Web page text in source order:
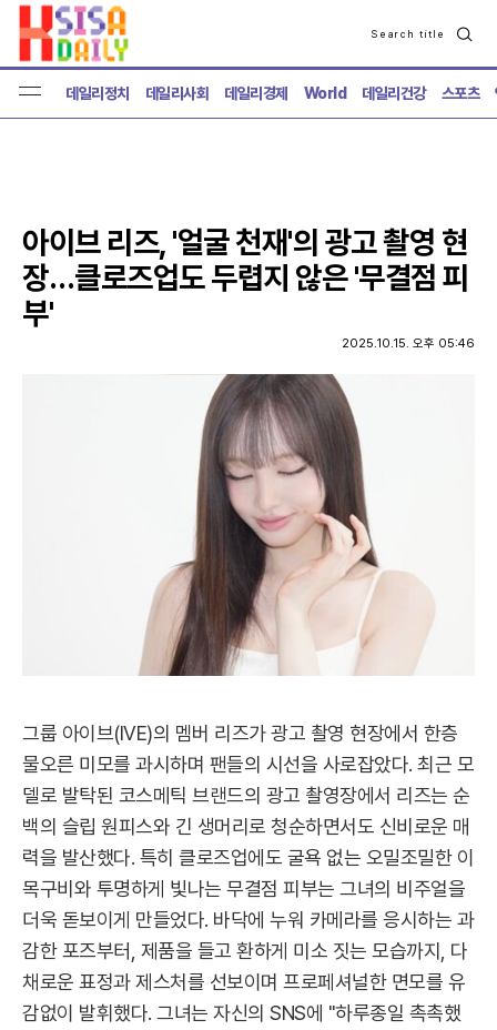
Search title
검
색
데일리정치 데일리사회 데일리경제 World 데일리건강 스포츠
아이브 리즈, '얼굴 천재'의 광고 촬영 현
장…클로즈업도 두렵지 않은 '무결점 피
부'
2025.10.15. 오후 05:46
그룹 아이브(IVE)의 멤버 리즈가 광고 촬영 현장에서 한층
물오른 미모를 과시하며 팬들의 시선을 사로잡았다. 최근 모
델로 발탁된 코스메틱 브랜드의 광고 촬영장에서 리즈는 순
백의 슬립 원피스와 긴 생머리로 청순하면서도 신비로운 매
력을 발산했다. 특히 클로즈업에도 굴욕 없는 오밀조밀한 이
목구비와 투명하게 빛나는 무결점 피부는 그녀의 비주얼을
더욱 돋보이게 만들었다. 바닥에 누워 카메라를 응시하는 과
감한 포즈부터, 제품을 들고 환하게 미소 짓는 모습까지, 다
채로운 표정과 제스처를 선보이며 프로페셔널한 면모를 유
감없이 발휘했다. 그녀는 자신의 SNS에 "하루종일 촉촉했